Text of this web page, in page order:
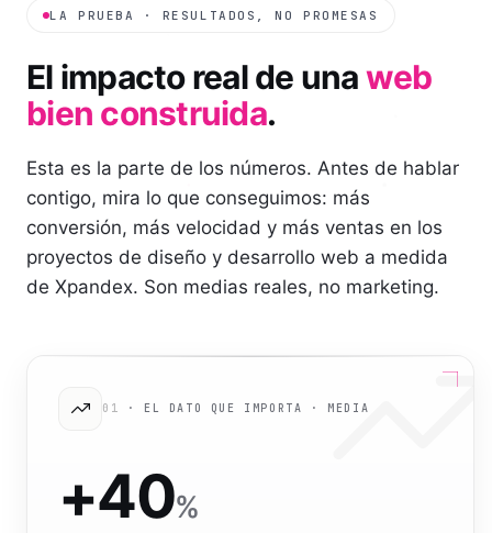
LA PRUEBA · RESULTADOS, NO PROMESAS
El impacto real de unaweb
bien construida.
Esta es la parte de los números. Antes de hablar
contigo, mira lo que conseguimos: más
conversión, más velocidad y más ventas en los
proyectos de diseño y desarrollo web a medida
de Xpandex. Son medias reales, no marketing.
01 · EL DATO QUE IMPORTA · MEDIA
+40%